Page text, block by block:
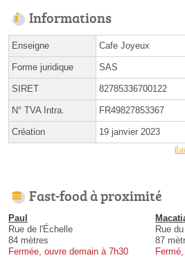
Informations
Enseigne Cafe Joyeux
Forme juridique SAS
SIRET 82785336700122
N° TVA Intra. FR49827853367
Création 19 janvier 2023
Fast-food à proximité
Paul
Rue de l'Échelle
84 mètres
Fermée, ouvre demain à 7h30
Rue
87